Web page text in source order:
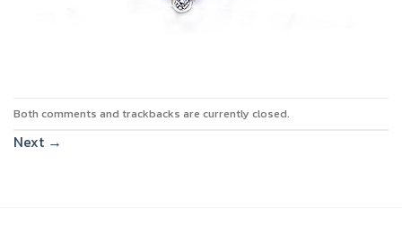
Both comments and trackbacks are currently closed.
Next →